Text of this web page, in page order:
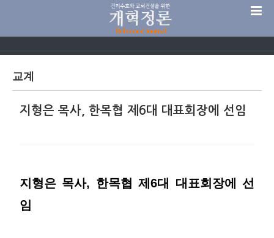
교계
지형은 목사, 한목협 제6대 대표회장에 선임
지형은 목사, 한목협 제6대 대표회장에 선
임
Sketchbook5, 스케치북5
Sketchbook5, 스케치북5